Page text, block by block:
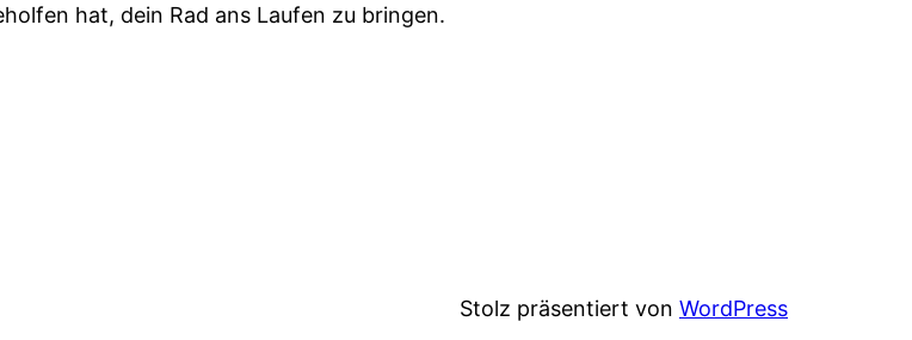
hat, dein Rad ans Laufen zu bringen.
Stolz präsentiert von WordPress